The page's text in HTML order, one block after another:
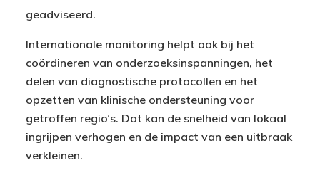
geadviseerd.
Internationale monitoring helpt ook bij het
coördineren van onderzoeksinspanningen, het
delen van diagnostische protocollen en het
opzetten van klinische ondersteuning voor
getroffen regio’s. Dat kan de snelheid van lokaal
ingrijpen verhogen en de impact van een uitbraak
verkleinen.